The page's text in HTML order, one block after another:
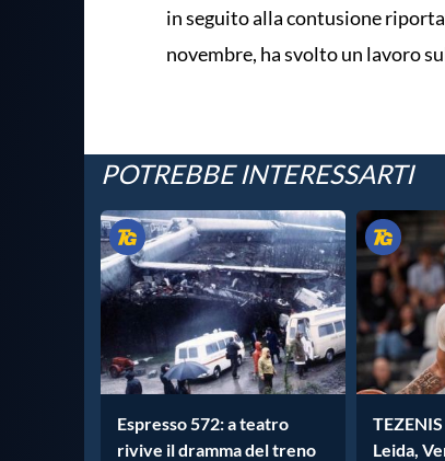
in seguito alla contusione
novembre, ha svolto un lavoro
POTREBBE INTERESSARTI
Espresso 572: a teatro
rivive il dramma del treno
Leida,